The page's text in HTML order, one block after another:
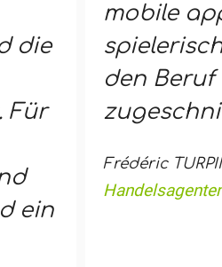
die
Für
ein
mobile
den
Frédéric